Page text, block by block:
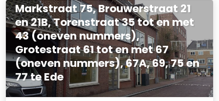
Markstraat 75, Brouwerstraat 21
en 21B, Torenstraat 35 tot en met
43 (oneven nummers),
Grotestraat 61 tot en met 67
(oneven nummers), 67A, 69, 75 en
77 te Ede